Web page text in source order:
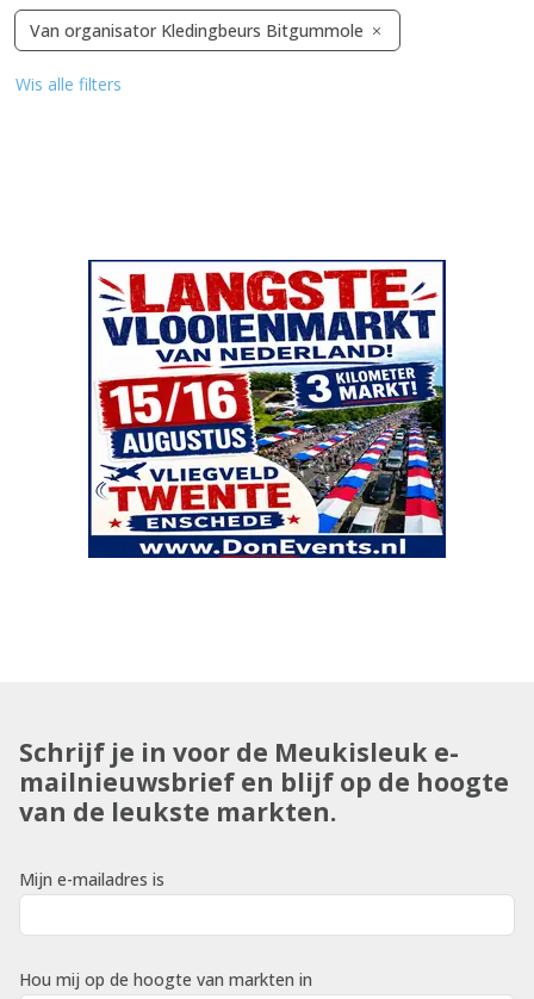
Van organisator Kledingbeurs Bitgummole
Wis alle filters
Schrijf je in voor de Meukisleuk e-
mailnieuwsbrief en blijf op de hoogte
van de leukste markten.
Mijn e-mailadres is
Hou mij op de hoogte van markten in